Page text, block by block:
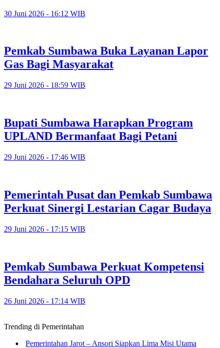
30 Juni 2026 - 16:12 WIB
Pemkab Sumbawa Buka Layanan Lapor
Gas Bagi Masyarakat
29 Juni 2026 - 18:59 WIB
Bupati Sumbawa Harapkan Program
UPLAND Bermanfaat Bagi Petani
29 Juni 2026 - 17:46 WIB
Pemerintah Pusat dan Pemkab Sumbawa
Perkuat Sinergi Lestarian Cagar Budaya
29 Juni 2026 - 17:15 WIB
Pemkab Sumbawa Perkuat Kompetensi
Bendahara Seluruh OPD
26 Juni 2026 - 17:14 WIB
Trending di Pemerintahan
Pemerintahan Jarot – Ansori Siapkan Lima Misi Utama